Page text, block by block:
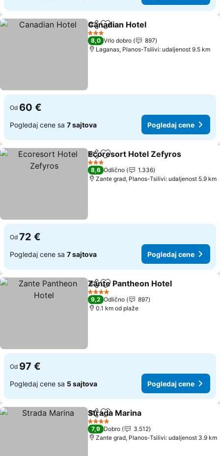
Deli Dodati u favorite
Canadian Hotel
3 Zvezdice
8,0 Vrlo dobro
897
Laganas, Planos-Tsilivi: udaljenost 9.5 km
Od 60 €
Pogledaj cene sa 7 sajtova Pogledaj cene
Deli Dodati u favorite
Ecoresort Hotel Zefyros
3 Zvezdice
8,6 Odlično
1.336
Zante grad, Planos-Tsilivi: udaljenost 5.9 km
Od 72 €
Pogledaj cene sa 7 sajtova Pogledaj cene
Deli Dodati u favorite
Zante Pantheon Hotel
4 Zvezdice
9,2 Odlično
897
0.1 km od plaže
Od 97 €
Pogledaj cene sa 5 sajtova Pogledaj cene
Deli Dodati u favorite
Strada Marina
4 Zvezdice
7,9 Dobro
3.512
Zante grad, Planos-Tsilivi: udaljenost 3.9 km